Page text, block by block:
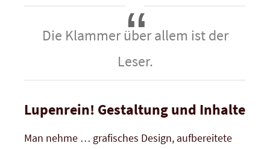
Die Klammer über allem ist der
Leser.
Lupenrein! Gestaltung und Inhalte
Man nehme … grafisches Design, aufbereitete